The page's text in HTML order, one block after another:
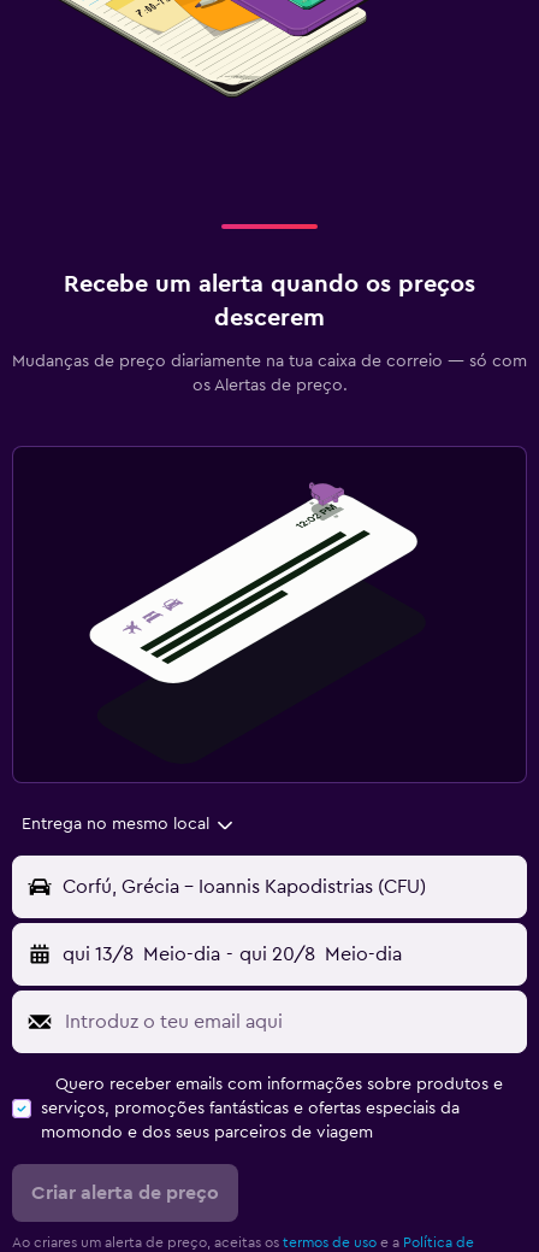
Recebe um alerta quando os preços
descerem
Mudanças de preço diariamente na tua caixa de correio — só com
os Alertas de preço.
Entrega no mesmo local
Corfú, Grécia - Ioannis Kapodistrias (CFU)
qui 13/8 Meio-dia - qui 20/8 Meio-dia
Quero receber emails com informações sobre produtos e
serviços, promoções fantásticas e ofertas especiais da
momondo e dos seus parceiros de viagem
Criar alerta de preço
Ao criares um alerta de preço, aceitas os termos de uso e a Política de